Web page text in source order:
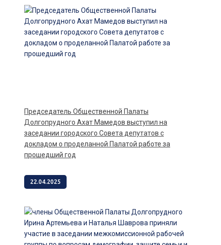
Председатель Общественной Палаты
Долгопрудного Ахат Мамедов выступил на
заседании городского Совета депутатов с
докладом о проделанной Палатой работе за
прошедший год
22.04.2025